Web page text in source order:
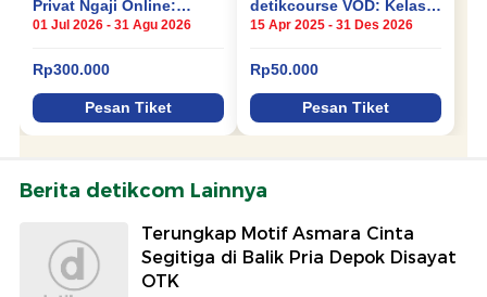
Berita detikcom Lainnya
Terungkap Motif Asmara Cinta
Segitiga di Balik Pria Depok Disayat
OTK